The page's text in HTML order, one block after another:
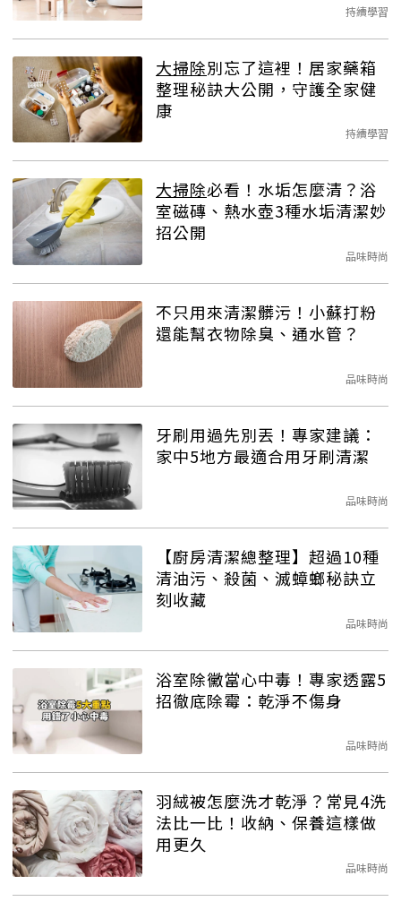
持續學習
大掃除別忘了這裡！居家藥箱
整理秘訣大公開，守護全家健
康
持續學習
大掃除必看！水垢怎麼清？浴
室磁磚、熱水壺3種水垢清潔妙
招公開
品味時尚
不只用來清潔髒污！小蘇打粉
還能幫衣物除臭、通水管？
品味時尚
牙刷用過先別丟！專家建議：
家中5地方最適合用牙刷清潔
品味時尚
【廚房清潔總整理】超過10種
清油污、殺菌、滅蟑螂秘訣立
刻收藏
品味時尚
浴室除黴當心中毒！專家透露5
招徹底除霉：乾淨不傷身
品味時尚
羽絨被怎麼洗才乾淨？常見4洗
法比一比！收納、保養這樣做
用更久
品味時尚